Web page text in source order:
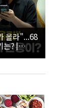
올라"...68
는? |